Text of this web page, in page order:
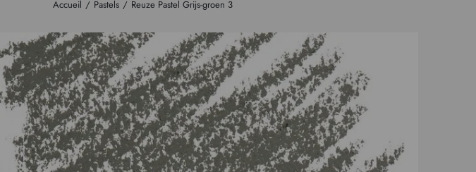
Accueil Pastels Reuze Pastel Grijs-groen 3